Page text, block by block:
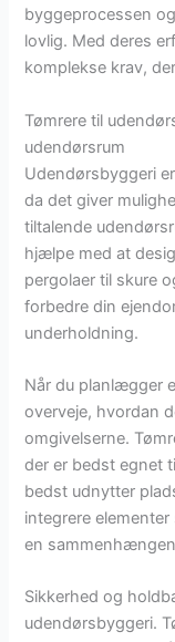
byggeprocessen
lovlig. Med deres
komplekse krav,
Tømrere til
udendørsrum
Udendørsbyggeri
da det giver
tiltalende
hjælpe med at
pergolaer til skure
forbedre din
underholdning.
Når du planlægger
overveje, hvordan
omgivelserne.
der er bedst egnet
bedst udnytter
integrere
en
Sikkerhed og
udendørsbyggeri.